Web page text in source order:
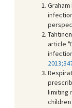
article
limiting
children